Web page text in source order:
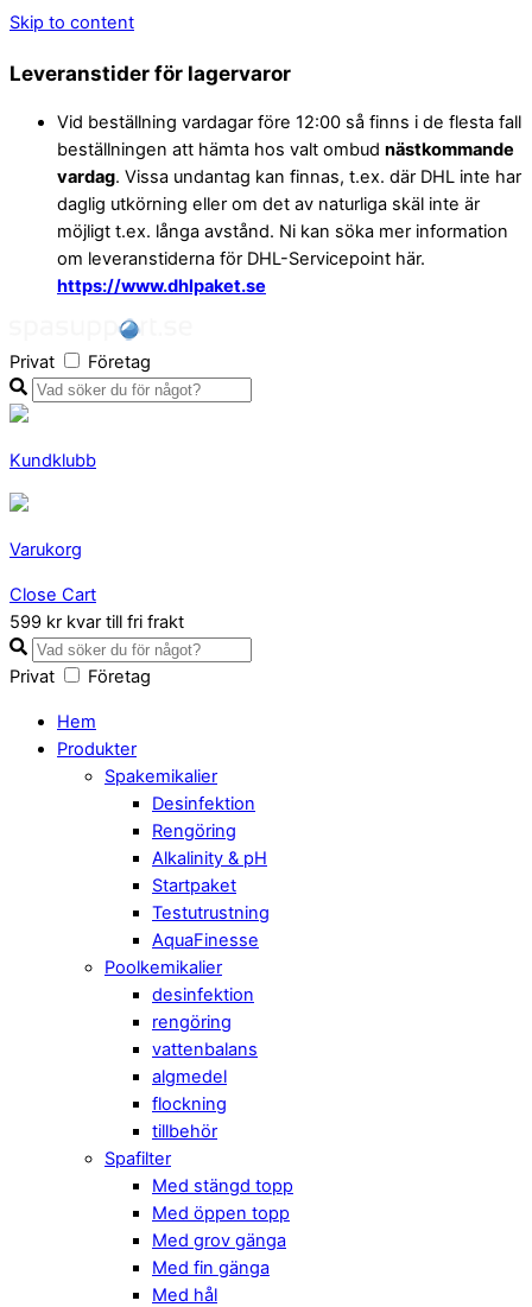
Skip to content
Leveranstider för lagervaror
Vid beställning vardagar före 12:00 så finns i de flesta fall
beställningen att hämta hos valt ombud nästkommande
vardag. Vissa undantag kan finnas, t.ex. där DHL inte har
daglig utkörning eller om det av naturliga skäl inte är
möjligt t.ex. långa avstånd. Ni kan söka mer information
om leveranstiderna för DHL-Servicepoint här.
https://www.dhlpaket.se
Privat Företag
Kundklubb
Varukorg
Close Cart
599 kr kvar till fri frakt
Privat Företag
Hem
Produkter
Spakemikalier
Desinfektion
Rengöring
Alkalinity & pH
Startpaket
Testutrustning
AquaFinesse
Poolkemikalier
desinfektion
rengöring
vattenbalans
algmedel
flockning
tillbehör
Spafilter
Med stängd topp
Med öppen topp
Med grov gänga
Med fin gänga
Med hål